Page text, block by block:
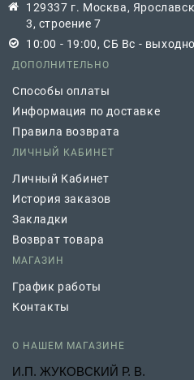
129337 г. Москва,
3, строение 7
10:00 - 19:00, СБ Вс -
ДОПОЛНИТЕЛЬНО
Способы оплаты
Информация по доставке
Правила возврата
ЛИЧНЫЙ КАБИНЕТ
Личный Кабинет
История заказов
Закладки
Возврат товара
МАГАЗИН
График работы
Контакты
О НАШЕМ МАГАЗИНЕ
И.П. ЖУКОВСКИЙ Р. В.